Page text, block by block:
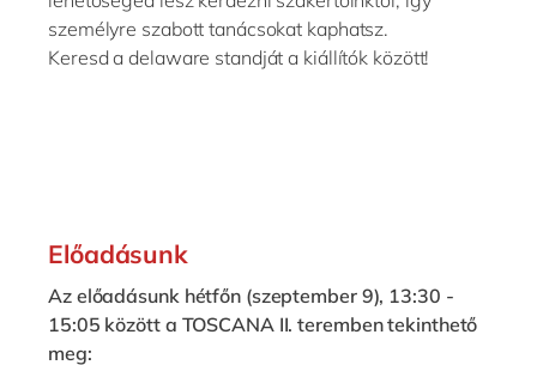
személyre szabott tanácsokat kaphatsz.
Keresd a delaware standját a kiállítók között!
Előadásunk
Az előadásunk hétfőn (szeptember 9), 13:30 -
15:05 között a TOSCANA II. teremben tekinthető
meg: